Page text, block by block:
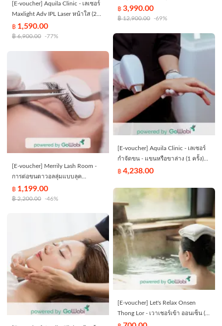
[E-voucher] Aquila Clinic - เลเซอร์
Maxlight Adv IPL Laser หน้าใส (2
ครั้ง) (60 นาที)
฿ 1,590.00
฿6,900.00 -77%
[E-voucher] Merrily Lash Room -
การต่อขนตาวอลลุ่มแบบลุค
ธรรมชาติ (300 เส้น) (90 นาที)
฿ 1,199.00
฿2,200.00 -46%
กรรไกร (60 นาที)
฿3,990.00
฿12,900.00 -69%
[E-voucher] Aquila Clinic - เลเซอร์
กำจัดขน - แขนหรือขาล่าง (1 ครั้ง)
(60 นาที)
฿4,238.00
[E-voucher] Let's Relax Onsen
Thong Lor - เวาเชอร์เข้า ออนเซ็น (1
ใบ) (360 นาที)